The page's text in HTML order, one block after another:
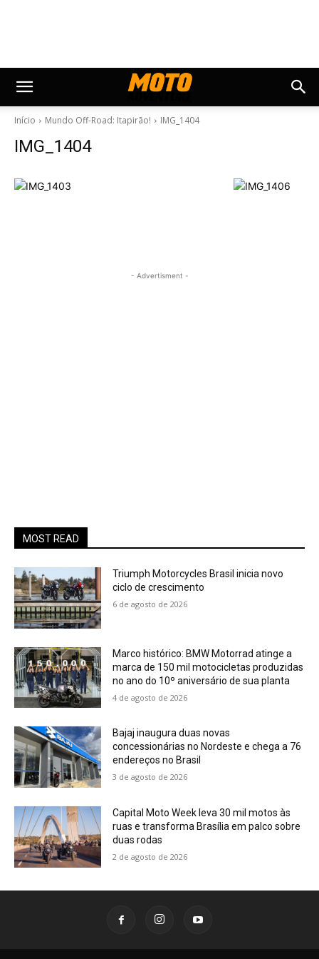
Início Mundo Off-Road: Itapirão! IMG_1404
IMG_1404
- Advertisment -
MOST READ
Triumph Motorcycles Brasil inicia novo
ciclo de crescimento
6 de agosto de 2026
Marco histórico: BMW Motorrad atinge a
marca de 150 mil motocicletas produzidas
no ano do 10º aniversário de sua planta
4 de agosto de 2026
Bajaj inaugura duas novas
concessionárias no Nordeste e chega a 76
endereços no Brasil
3 de agosto de 2026
Capital Moto Week leva 30 mil motos às
ruas e transforma Brasília em palco sobre
duas rodas
2 de agosto de 2026